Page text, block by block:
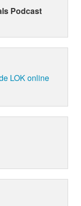
Podcast
LOK online